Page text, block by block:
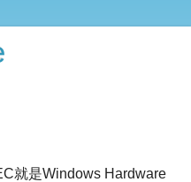
就是Windows Hardware